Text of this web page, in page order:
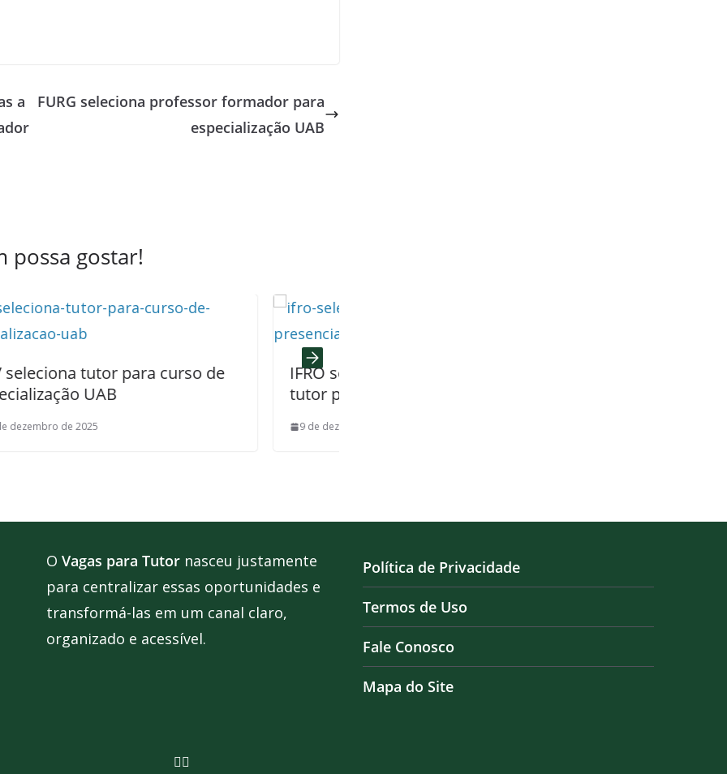
a
FURG seleciona professor formador para
especialização UAB
possa gostar!
curso de
IFRO seleciona professor formador,
tutor presencial e tutor AEE
O Vagas para Tutornasceu justamente
para centralizar essas oportunidades e
transformá-las em um canal claro,
organizado e acessível.
Política de Privacidade
Termos de Uso
Fale Conosco
Mapa do Site